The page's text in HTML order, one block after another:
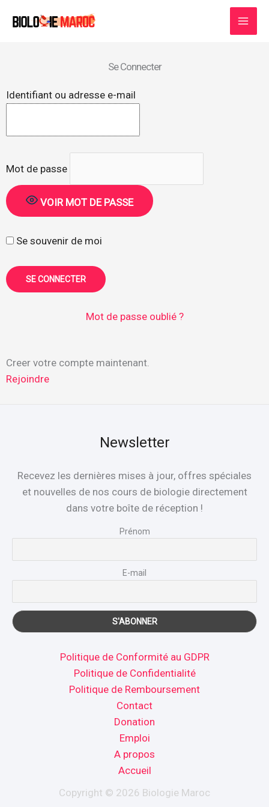
Se Connecter
Identifiant ou adresse e-mail
Mot de passe
VOIR MOT DE PASSE
Se souvenir de moi
Mot de passe oublié ?
Creer votre compte maintenant.
Rejoindre
Newsletter
Recevez les dernières mises à jour, offres spéciales
et nouvelles de nos cours de biologie directement
dans votre boîte de réception !
Prénom
E-mail
Politique de Conformité au GDPR
Politique de Confidentialité
Politique de Remboursement
Contact
Donation
Emploi
A propos
Accueil
Copyright © 2026 Biologie Maroc